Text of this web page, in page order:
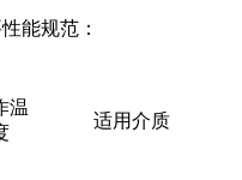
能规范：
温
适用介质